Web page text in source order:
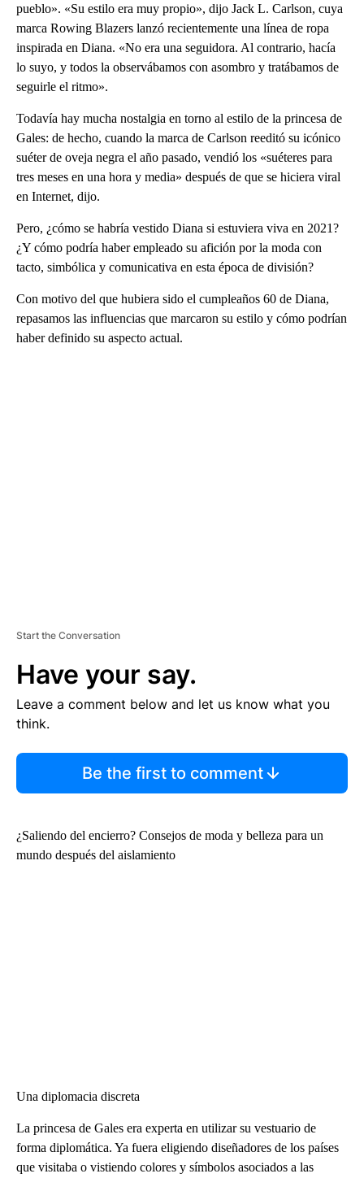
pueblo». «Su estilo era muy propio», dijo Jack L. Carlson, cuya
marca Rowing Blazers lanzó recientemente una línea de ropa
inspirada en Diana. «No era una seguidora. Al contrario, hacía
lo suyo, y todos la observábamos con asombro y tratábamos de
seguirle el ritmo».
Todavía hay mucha nostalgia en torno al estilo de la princesa de
Gales: de hecho, cuando la marca de Carlson reeditó su icónico
suéter de oveja negra el año pasado, vendió los «suéteres para
tres meses en una hora y media» después de que se hiciera viral
en Internet, dijo.
Pero, ¿cómo se habría vestido Diana si estuviera viva en 2021?
¿Y cómo podría haber empleado su afición por la moda con
tacto, simbólica y comunicativa en esta época de división?
Con motivo del que hubiera sido el cumpleaños 60 de Diana,
repasamos las influencias que marcaron su estilo y cómo podrían
haber definido su aspecto actual.
Start the Conversation
Have your say.
Leave a comment below and let us know what you
think.
Be the first to comment
¿Saliendo del encierro? Consejos de moda y belleza para un
mundo después del aislamiento
Una diplomacia discreta
La princesa de Gales era experta en utilizar su vestuario de
forma diplomática. Ya fuera eligiendo diseñadores de los países
que visitaba o vistiendo colores y símbolos asociados a las